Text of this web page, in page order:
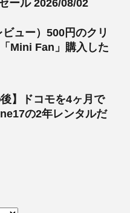
ール 2026/08/02
ビュー）500円のクリ
Mini Fan」購入した
後】ドコモを4ヶ月で
の2年レンタルだ